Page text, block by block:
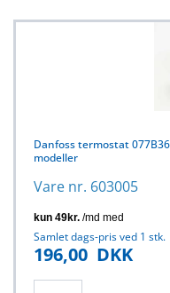
Danfoss termostat
modeller
Vare nr. 603005
Samlet dags-pris ved 1 stk.
196,00 DKK